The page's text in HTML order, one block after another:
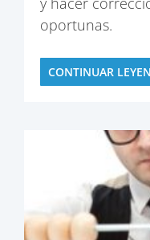
oportunas.
CONTINUAR